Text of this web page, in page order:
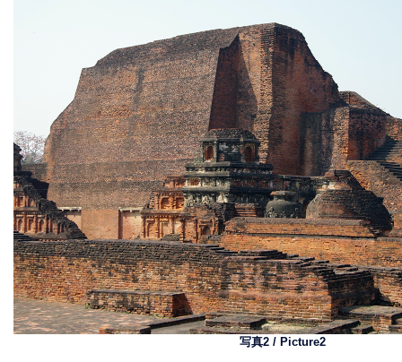
写真2 / Picture2